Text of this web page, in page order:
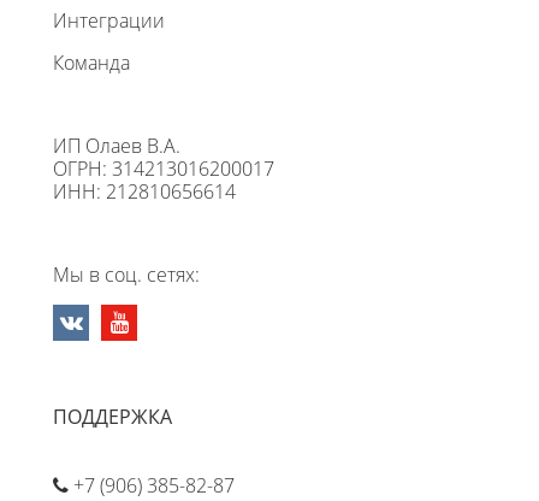
Интеграции
Команда
ИП Олаев В.А.
ОГРН: 314213016200017
ИНН: 212810656614
Мы в соц. сетях:
ПОДДЕРЖКА
+7 (906) 385-82-87